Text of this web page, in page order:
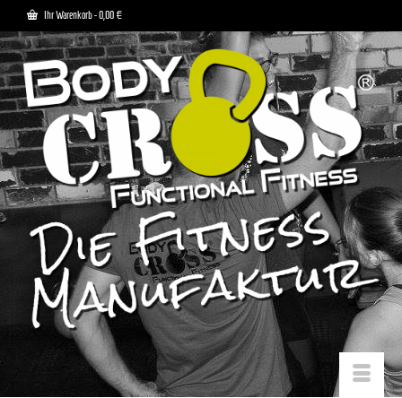
Ihr Warenkorb-0,00 €